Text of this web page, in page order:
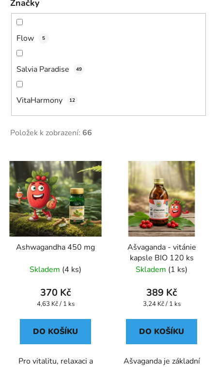
Značky
Flow 5
Salvia Paradise 49
VitaHarmony 12
Položek k zobrazení: 66
V
ý
p
s
p
Ashwagandha 450 mg
Skladem (4 ks)
370 Kč
Měrná
4,63 Kč / 1 ks
DO KOŠÍKU
Pro vitalitu, relaxaci a
Ašvaganda - vitánie
kapsle BIO 120 ks
Skladem (1 ks)
389 Kč
Měrná
3,24 Kč / 1 ks
DO KOŠÍKU
Ašvaganda je základní